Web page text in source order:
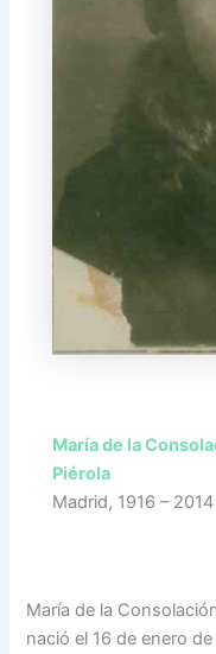
María de la
Piérola
Madrid, 1916 – 2014
María de la
nació el 16 de enero